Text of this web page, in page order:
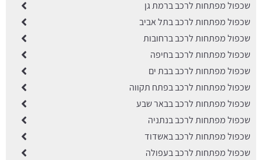
שכפול מפתחות לרכב ברמת גן
שכפול מפתחות לרכב בתל אביב
שכפול מפתחות לרכב ברחובות
שכפול מפתחות לרכב בחיפה
שכפול מפתחות לרכב בבת ים
שכפול מפתחות לרכב בפתח תקווה
שכפול מפתחות לרכב בבאר שבע
שכפול מפתחות לרכב בנתניה
שכפול מפתחות לרכב באשדוד
שכפול מפתחות לרכב בעפולה